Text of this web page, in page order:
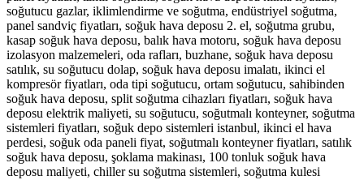
soğutucu gazlar, iklimlendirme ve soğutma, endüstriyel soğutma,
panel sandviç fiyatları, soğuk hava deposu 2. el, soğutma grubu,
kasap soğuk hava deposu, balık hava motoru, soğuk hava deposu
izolasyon malzemeleri, oda rafları, buzhane, soğuk hava deposu
satılık, su soğutucu dolap, soğuk hava deposu imalatı, ikinci el
kompresör fiyatları, oda tipi soğutucu, ortam soğutucu, sahibinden
soğuk hava deposu, split soğutma cihazları fiyatları, soğuk hava
deposu elektrik maliyeti, su soğutucu, soğutmalı konteyner, soğutma
sistemleri fiyatları, soğuk depo sistemleri istanbul, ikinci el hava
perdesi, soğuk oda paneli fiyat, soğutmalı konteyner fiyatları, satılık
soğuk hava deposu, şoklama makinası, 100 tonluk soğuk hava
deposu maliyeti, chiller su soğutma sistemleri, soğutma kulesi